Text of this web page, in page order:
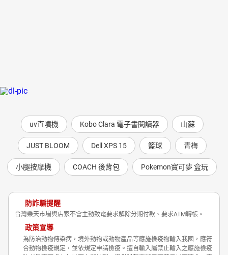
uv直噴機 Kobo Clara 電子書閱讀器 山蘇
JUST BLOOM Dell XPS 15 籃球 青梅
小腿按摩機 COACH 後背包 Pokemon寶可夢 盒玩
防詐騙提醒
台灣樂天市場與店家不會主動致電要求解除分期付款、要求ATM轉帳。
政策宣導
為防治動物傳染病，境外動物或動物產品等應施檢疫物輸入我國，應符
合動物檢疫規定，並依規定申請檢疫。擅自輸入屬禁止輸入之應施檢疫